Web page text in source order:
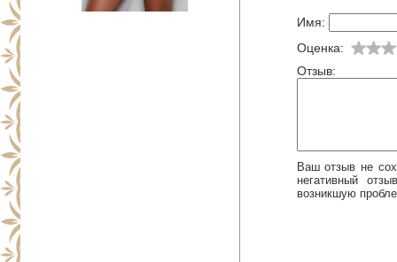
Имя:
Оценка:
Отзыв:
Ваш отзыв не
негативный
возникшую